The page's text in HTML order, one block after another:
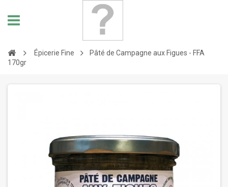
Épicerie Fine
Pâté de Campagne aux Figues - FFA
170gr